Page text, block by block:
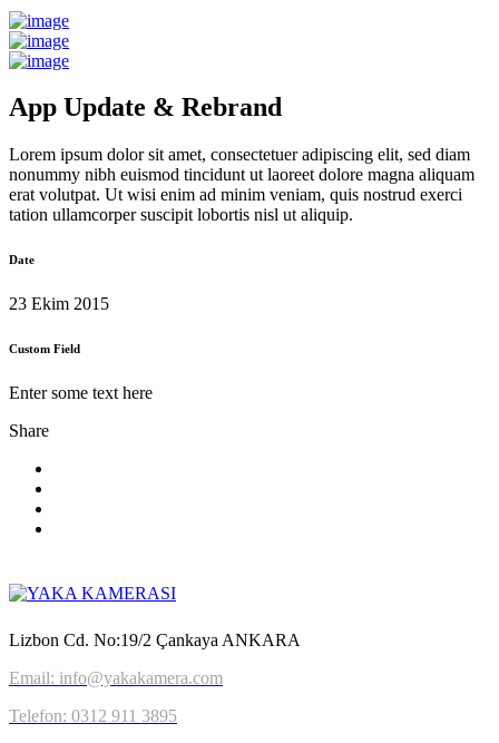
App Update & Rebrand
Lorem ipsum dolor sit amet, consectetuer adipiscing elit, sed diam
nonummy nibh euismod tincidunt ut laoreet dolore magna aliquam
erat volutpat. Ut wisi enim ad minim veniam, quis nostrud exerci
tation ullamcorper suscipit lobortis nisl ut aliquip.
Date
23 Ekim 2015
Custom Field
Enter some text here
Share
Lizbon Cd. No:19/2 Çankaya ANKARA
Email: info@yakakamera.com
Telefon: 0312 911 3895